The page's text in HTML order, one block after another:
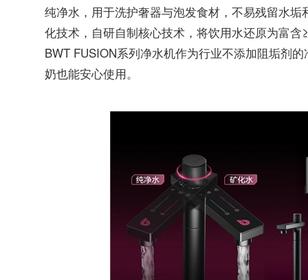
纯净水，用于洗护奢器与泡发食材，不易残留水
化技术，自研自制核心技术，将饮用水还原为富
BWT FUSION系列净水机作为行业不添加阻垢剂
奶也能安心使用。